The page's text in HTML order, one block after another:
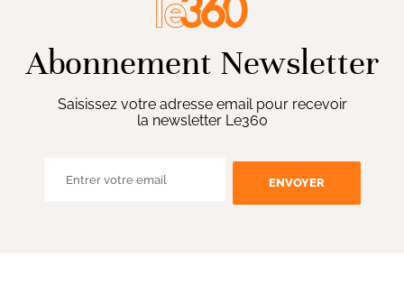
Abonnement Newsletter
Saisissez votre adresse email pour recevoir
la newsletter Le360
ENVOYER